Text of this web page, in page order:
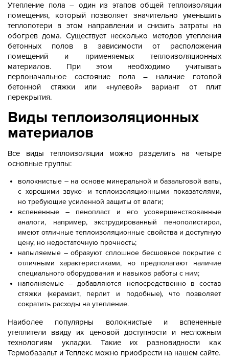
Утепление пола – один из этапов общей теплоизоляции
помещения, который позволяет значительно уменьшить
теплопотери в этом направлении и снизить затраты на
обогрев дома. Существует несколько методов утепления
бетонных полов в зависимости от расположения
помещений и применяемых теплоизоляционных
материалов. При этом необходимо учитывать
первоначальное состояние пола – наличие готовой
бетонной стяжки или «нулевой» вариант от плит
перекрытия.
Виды теплоизоляционных
материалов
Все виды теплоизоляции можно разделить на четыре
основные группы:
волокнистые – на основе минеральной и базальтовой ваты,
с хорошими звуко- и теплоизоляционными показателями,
но требующие усиленной защиты от влаги;
вспененные – пенопласт и его усовершенствованные
аналоги, например, экструдированный пенополистирол,
имеют отличные теплоизоляционные свойства и доступную
цену, но недостаточную прочность;
напыляемые – образуют сплошное бесшовное покрытие с
отличными характеристиками, но предполагают наличие
специального оборудования и навыков работы с ним;
наполняемые – добавляются непосредственно в состав
стяжки (керамзит, перлит и подобные), что позволяет
сократить расходы на утепление.
Наиболее популярны волокнистые и вспененные
утеплители ввиду их ценовой доступности и несложным
технологиям укладки. Такие их разновидности как
Термобазальт и Теплекс можно приобрести на нашем сайте.